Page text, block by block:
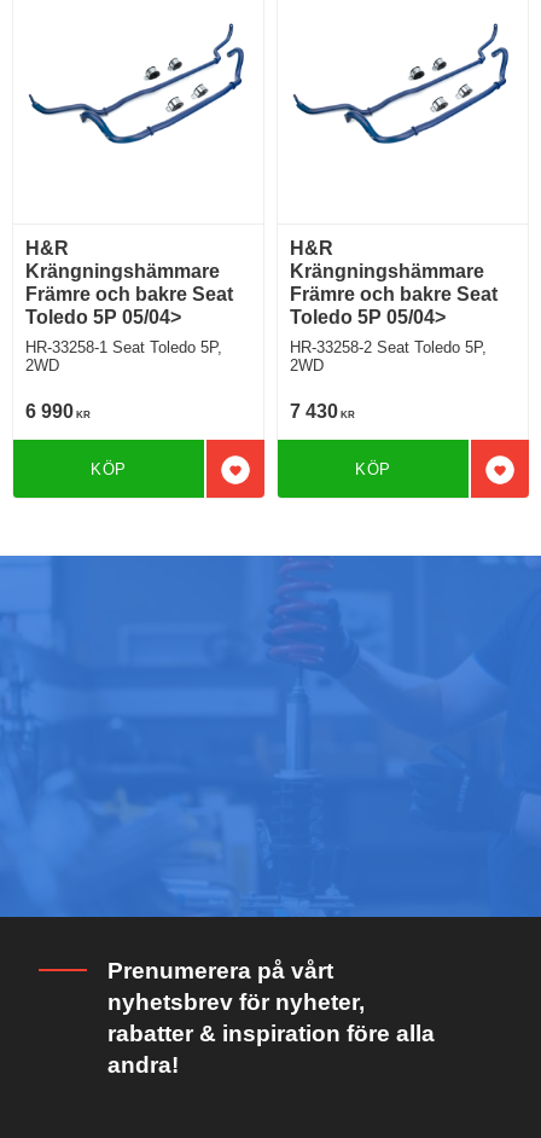
H&R
Krängningshämmare
Främre och bakre Seat
Toledo 5P 05/04>
HR-33258-1 Seat Toledo 5P,
2WD
6 990 KR
Lägg till i favoriter
KÖP
H&R
Krängningshämmare
Främre och bakre Seat
Toledo 5P 05/04>
HR-33258-2 Seat Toledo 5P,
2WD
7 430 KR
KÖP
Prenumerera på vårt
nyhetsbrev för nyheter,
rabatter & inspiration före alla
andra!